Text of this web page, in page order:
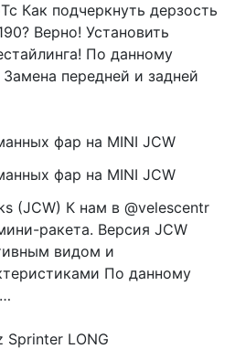
Как подчеркнуть дерзость
Верно! Установить
По данному
передней и задней
фар на MINI JCW
фар на MINI JCW
(JCW) К нам в @velescentr
ракета. Версия JCW
видом и
По данному
Sprinter LONG